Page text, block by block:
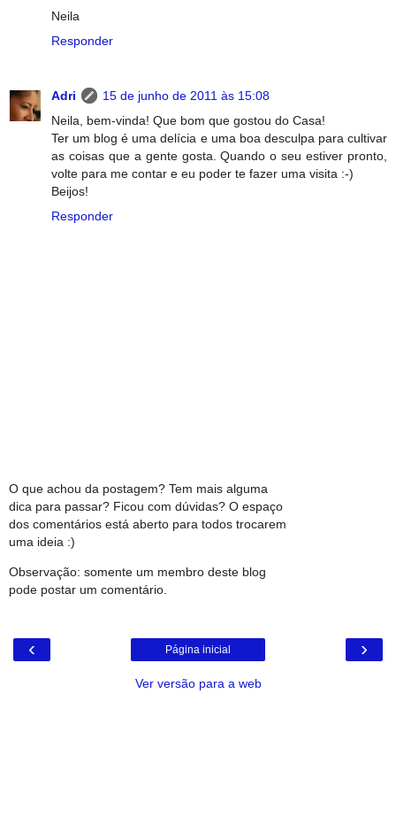
Neila
Responder
Adri
15 de junho de 2011 às 15:08
Neila, bem-vinda! Que bom que gostou do Casa!
Ter um blog é uma delícia e uma boa desculpa para cultivar
as coisas que a gente gosta. Quando o seu estiver pronto,
volte para me contar e eu poder te fazer uma visita :-)
Beijos!
Responder
O que achou da postagem? Tem mais alguma
dica para passar? Ficou com dúvidas? O espaço
dos comentários está aberto para todos trocarem
uma ideia :)
Observação: somente um membro deste blog
pode postar um comentário.
‹ ›
Página inicial
Ver versão para a web